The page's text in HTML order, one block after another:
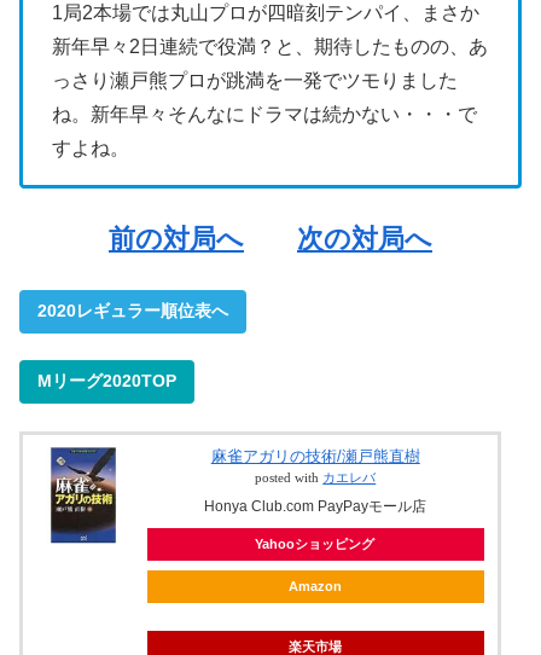
1局2本場では丸山プロが四暗刻テンパイ、まさか
新年早々2日連続で役満？と、期待したものの、あ
っさり瀬戸熊プロが跳満を一発でツモりました
ね。新年早々そんなにドラマは続かない・・・で
すよね。
前の対局へ 次の対局へ
2020レギュラー順位表へ
Mリーグ2020TOP
麻雀アガリの技術/瀬戸熊直樹
posted with カエレバ
Honya Club.com PayPayモール店
Yahooショッピング
Amazon
楽天市場